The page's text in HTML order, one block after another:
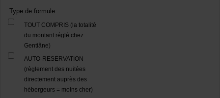
Type de formule
TOUT COMPRIS (la totalité
du montant réglé chez
Gentiâne)
AUTO-RESERVATION
(règlement des nuitées
directement auprès des
hébergeurs = moins cher)